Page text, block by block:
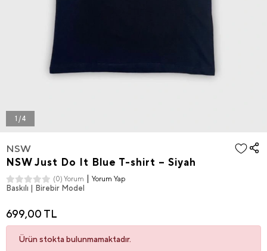
1 / 4
NSW
NSW Just Do It Blue T-shirt – Siyah
(0) Yorum Yorum Yap
Baskılı | Birebir Model
699,00 TL
Ürün stokta bulunmamaktadır.